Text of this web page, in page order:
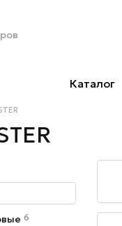
Каталог
6